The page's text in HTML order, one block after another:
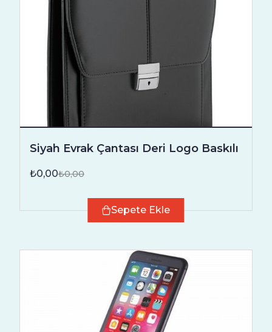
Siyah Evrak Çantası Deri Logo Baskılı
₺0,00₺0,00
Sepete Ekle